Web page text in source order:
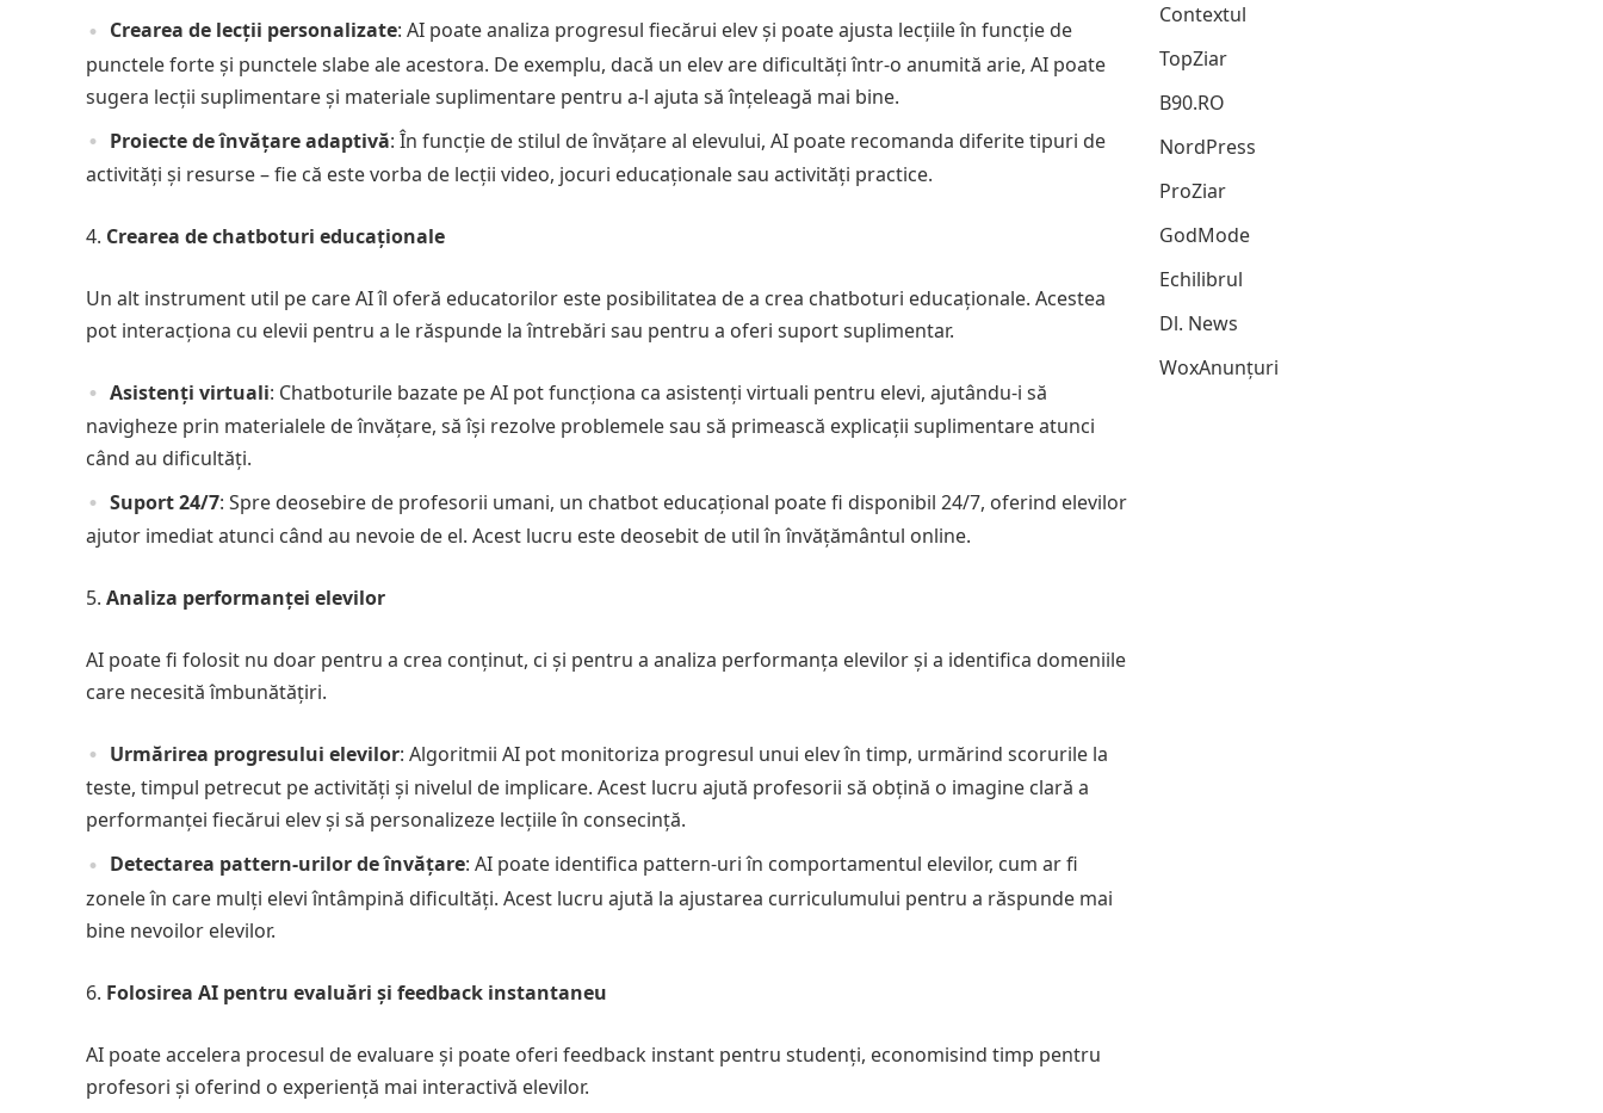
Crearea de lecții personalizate: AI poate analiza progresul fiecărui elev și poate ajusta lecțiile în funcție de
punctele forte și punctele slabe ale acestora. De exemplu, dacă un elev are dificultăți într-o anumită arie, AI poate
sugera lecții suplimentare și materiale suplimentare pentru a-l ajuta să înțeleagă mai bine.
Proiecte de învățare adaptivă: În funcție de stilul de învățare al elevului, AI poate recomanda diferite tipuri de
activități și resurse – fie că este vorba de lecții video, jocuri educaționale sau activități practice.
Crearea de chatboturi educaționale
Un alt instrument util pe care AI îl oferă educatorilor este posibilitatea de a crea chatboturi educaționale. Acestea
pot interacționa cu elevii pentru a le răspunde la întrebări sau pentru a oferi suport suplimentar.
Asistenți virtuali: Chatboturile bazate pe AI pot funcționa ca asistenți virtuali pentru elevi, ajutându-i să
navigheze prin materialele de învățare, să își rezolve problemele sau să primească explicații suplimentare atunci
când au dificultăți.
Suport 24/7: Spre deosebire de profesorii umani, un chatbot educațional poate fi disponibil 24/7, oferind elevilor
ajutor imediat atunci când au nevoie de el. Acest lucru este deosebit de util în învățământul online.
Analiza performanței elevilor
AI poate fi folosit nu doar pentru a crea conținut, ci și pentru a analiza performanța elevilor și a identifica domeniile
care necesită îmbunătățiri.
Urmărirea progresului elevilor: Algoritmii AI pot monitoriza progresul unui elev în timp, urmărind scorurile la
teste, timpul petrecut pe activități și nivelul de implicare. Acest lucru ajută profesorii să obțină o imagine clară a
performanței fiecărui elev și să personalizeze lecțiile în consecință.
Detectarea pattern-urilor de învățare: AI poate identifica pattern-uri în comportamentul elevilor, cum ar fi
zonele în care mulți elevi întâmpină dificultăți. Acest lucru ajută la ajustarea curriculumului pentru a răspunde mai
bine nevoilor elevilor.
Folosirea AI pentru evaluări și feedback instantaneu
AI poate accelera procesul de evaluare și poate oferi feedback instant pentru studenți, economisind timp pentru
profesori și oferind o experiență mai interactivă elevilor.
Contextul
TopZiar
B90.RO
NordPress
ProZiar
GodMode
Echilibrul
Dl. News
WoxAnunțuri